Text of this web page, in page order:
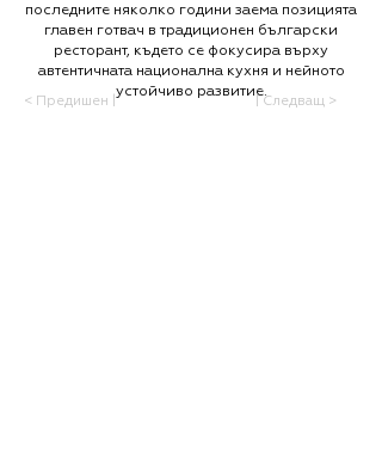
последните няколко години заема позицията
главен готвач в традиционен български
ресторант, където се фокусира върху
автентичната национална кухня и нейното
устойчиво развитие.
< Предишен | | Следващ >